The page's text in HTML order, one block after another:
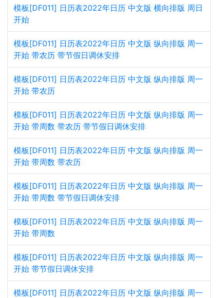
模板[DF011] 日历表2022年日历 中文版 横向排版 周日
开始
模板[DF011] 日历表2022年日历 中文版 纵向排版 周一
开始 带农历 带节假日调休安排
模板[DF011] 日历表2022年日历 中文版 纵向排版 周一
开始 带农历
模板[DF011] 日历表2022年日历 中文版 纵向排版 周一
开始 带周数 带农历 带节假日调休安排
模板[DF011] 日历表2022年日历 中文版 纵向排版 周一
开始 带周数 带农历
模板[DF011] 日历表2022年日历 中文版 纵向排版 周一
开始 带周数 带节假日调休安排
模板[DF011] 日历表2022年日历 中文版 纵向排版 周一
开始 带周数
模板[DF011] 日历表2022年日历 中文版 纵向排版 周一
开始 带节假日调休安排
模板[DF011] 日历表2022年日历 中文版 纵向排版 周一